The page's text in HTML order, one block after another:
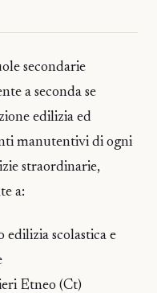
secondarie
a seconda se
edilizia ed
manutentivi di ogni
straordinarie,
a:
edilizia scolastica e
Etneo (Ct)